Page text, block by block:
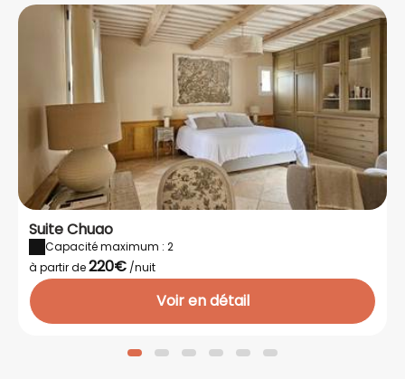
énergétique m'est venu par le
biais de formations:
- massage californien
- massage Shiatsu
-massage thaï
- points de knap
- chi nei tsang
-massage balinais
La séance d une heure permet
de libérer la tête des
ruminations , les noeux et
tensions par le knap,
réflexologie, chi nei tsang pour
pochons, bambou et cætera
suivant les envies.
Au plaisir de vous accueillir…
Suite Chuao
Capacité maximum : 2
à partir de220€ /nuit
Voir en détail